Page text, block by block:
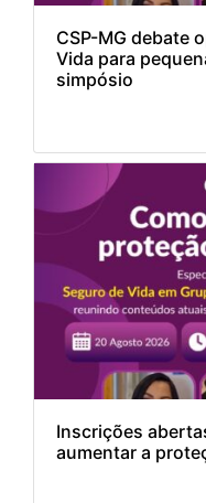
CSP-MG debate
Vida para
simpósio
Inscrições
aumentar a